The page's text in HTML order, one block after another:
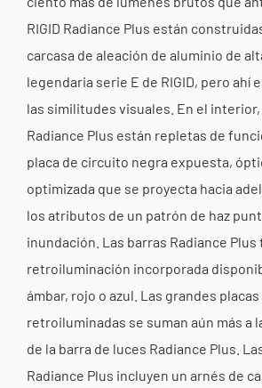
RIGID Radiance Plus están
carcasa de aleación de aluminio de
legendaria serie E de RIGID, pero ahí
las similitudes visuales. En el interior,
Radiance Plus están repletas de
placa de circuito negra expuesta,
optimizada que se proyecta hacia
los atributos de un patrón de haz
inundación. Las barras Radiance Plus
retroiluminación incorporada
ámbar, rojo o azul. Las grandes placas
retroiluminadas se suman aún más a
de la barra de luces Radiance Plus.
Radiance Plus incluyen un arnés de